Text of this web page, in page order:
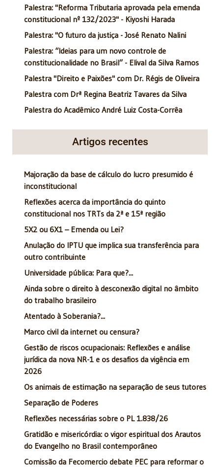
Palestra: "Reforma Tributaria aprovada pela emenda
constitucional nº 132/2023" - Kiyoshi Harada
Palestra: "O futuro da justiça - José Renato Nalini
Palestra: “Ideias para um novo controle de
constitucionalidade no Brasil” - Elival da Silva Ramos
Palestra "Direito e Paixões" com Dr. Régis de Oliveira
Palestra com Drª Regina Beatriz Tavares da Silva
Palestra do Acadêmico André Luiz Costa-Corrêa
Artigos recentes
Majoração da base de cálculo do lucro presumido é
inconstitucional
Reflexões acerca da importância do quinto
constitucional nos TRTs da 2ª e 15ª região
5X2 ou 6X1 – Emenda ou Lei?
Anulação do IPTU que implica sua transferência para
outro contribuinte
Universidade pública: Para que?...
Ainda sobre o direito à desconexão digital no âmbito
do trabalho brasileiro
Atentado à Soberania?...
Marco civil da internet ou censura?
Gestão de riscos ocupacionais: Reflexões e análise
jurídica da nova NR-1 e os desafios da vigência em
2026
Os animais de estimação na separação de seus tutores
Separação de Poderes
Reflexões necessárias sobre o PL 1.838/26
Gratidão e misericórdia: o vigor espiritual dos Arautos
do Evangelho no Brasil contemporâneo
Comissão da Fecomercio debate PEC para reformar o